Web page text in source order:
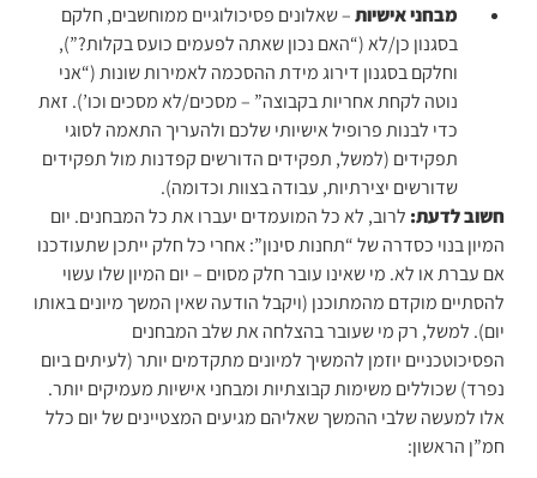
מבחני אישיות– שאלונים פסיכולוגיים ממוחשבים, חלקם
בסגנון כן/לא (“האם נכון שאתה לפעמים כועס בקלות?”),
וחלקם בסגנון דירוג מידת ההסכמה לאמירות שונות (“אני
נוטה לקחת אחריות בקבוצה” – מסכים/לא מסכים וכו’). זאת
כדי לבנות פרופיל אישיותי שלכם ולהעריך התאמה לסוגי
תפקידים (למשל, תפקידים הדורשים קפדנות מול תפקידים
שדורשים יצירתיות, עבודה בצוות וכדומה).
חשוב לדעת: לרוב, לא כל המועמדים יעברו את כל המבחנים. יום
המיון בנוי כסדרה של “תחנות סינון”: אחרי כל חלק ייתכן שתעודכנו
אם עברת או לא. מי שאינו עובר חלק מסוים – יום המיון שלו עשוי
להסתיים מוקדם מהמתוכנן (ויקבל הודעה שאין המשך מיונים באותו
יום). למשל, רק מי שעובר בהצלחה את שלב המבחנים
הפסיכוטכניים יוזמן להמשיך למיונים מתקדמים יותר (לעיתים ביום
נפרד) שכוללים משימות קבוצתיות ומבחני אישיות מעמיקים יותר.
אלו למעשה שלבי ההמשך שאליהם מגיעים המצטיינים של יום כלל
חמ”ן הראשון: